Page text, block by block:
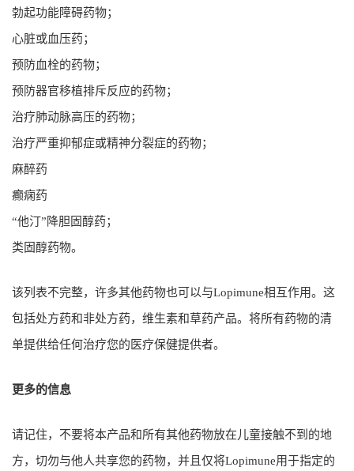
勃起功能障碍药物；
心脏或血压药；
预防血栓的药物；
预防器官移植排斥反应的药物；
治疗肺动脉高压的药物；
治疗严重抑郁症或精神分裂症的药物；
麻醉药
癫痫药
“他汀”降胆固醇药；
类固醇药物。
该列表不完整，许多其他药物也可以与Lopimune相互作用。这
包括处方药和非处方药，维生素和草药产品。将所有药物的清
单提供给任何治疗您的医疗保健提供者。
更多的信息
请记住，不要将本产品和所有其他药物放在儿童接触不到的地
方，切勿与他人共享您的药物，并且仅将Lopimune用于指定的